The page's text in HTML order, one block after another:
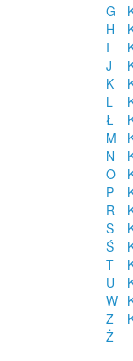
G
H
I
J
K
L
Ł
M
N
O
P
R
S
Ś
T
U
W
Z
Ż